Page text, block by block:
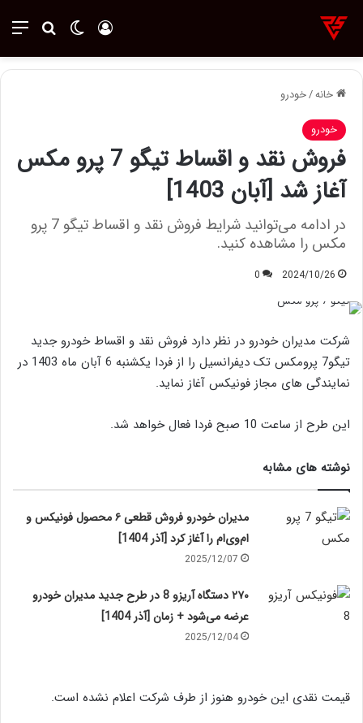
تغییر پوسته ورود
خانه/خودرو
خودرو
فروش نقد و اقساط تیگو 7 پرو مکس
آغاز شد [آبان 1403]
در ادامه می‌توانید شرایط فروش نقد و اقساط تیگو 7 پرو
مکس را مشاهده کنید.
2024/10/26
0
شرکت مدیران خودرو در نظر دارد فروش نقد و اقساط خودرو جدید
تیگو7 پرومکس تک دیفرانسیل را از فردا یکشنبه 6 آبان ماه 1403 در
نمایندگی های مجاز فونیکس آغاز نماید.
این طرح از ساعت 10 صبح فردا فعال خواهد شد.
نوشته های مشابه
مدیران خودرو فروش قطعی ۶ محصول فونیکس و
ام‌وی‌ام را آغاز کرد [آذر 1404]
2025/12/07
۲۷۰ دستگاه آریزو 8 در طرح جدید مدیران خودرو
عرضه می‌شود + زمان [آذر 1404]
2025/12/04
قیمت نقدی این خودرو هنوز از طرف شرکت اعلام نشده است.